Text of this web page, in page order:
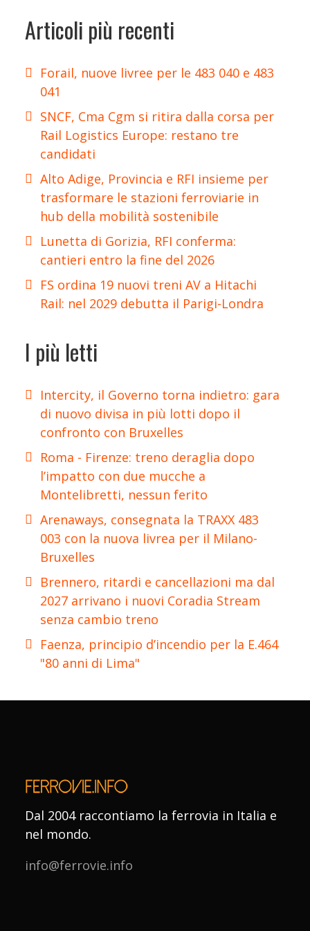
Articoli più recenti
Forail, nuove livree per le 483 040 e 483
041
SNCF, Cma Cgm si ritira dalla corsa per
Rail Logistics Europe: restano tre
candidati
Alto Adige, Provincia e RFI insieme per
trasformare le stazioni ferroviarie in
hub della mobilità sostenibile
Lunetta di Gorizia, RFI conferma:
cantieri entro la fine del 2026
FS ordina 19 nuovi treni AV a Hitachi
Rail: nel 2029 debutta il Parigi-Londra
I più letti
Intercity, il Governo torna indietro: gara
di nuovo divisa in più lotti dopo il
confronto con Bruxelles
Roma - Firenze: treno deraglia dopo
l’impatto con due mucche a
Montelibretti, nessun ferito
Arenaways, consegnata la TRAXX 483
003 con la nuova livrea per il Milano-
Bruxelles
Brennero, ritardi e cancellazioni ma dal
2027 arrivano i nuovi Coradia Stream
senza cambio treno
Faenza, principio d’incendio per la E.464
"80 anni di Lima"
Dal 2004 raccontiamo la ferrovia in Italia e
nel mondo.
info@ferrovie.info